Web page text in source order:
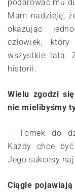
podarować mu
Mam nadzieję,
okazując
człowiek,
wszystkie lata.
historii.
Wielu zgodzi
nie mielibyśmy
– Tomek do
Każdy chce
Jego sukcesy
Ciągle pojawiają